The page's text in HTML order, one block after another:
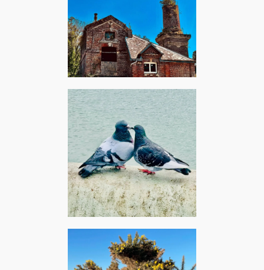
Fécamp, juillet 2024 – Fidel
Gonzales Hernandes, Kai
Panschow, Dimi Tsoukas :
Ruined world
Pantin, mars 2024 – Roger
Glover : Love is all (feat.
Ronnie James Dio)